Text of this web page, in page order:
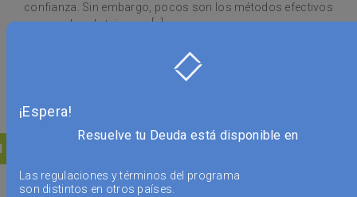
confianza. Sin embargo, pocos son los métodos efectivos
para acabar de tajo con […]
Posts navigation
¡Espera!
Resuelve tu Deuda está disponible en
Las regulaciones y términos del programa
son distintos en otros países.